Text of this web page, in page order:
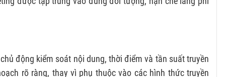
động kiểm soát nội dung, thời điểm và tần suất truyền
rõ ràng, thay vì phụ thuộc vào các hình thức truyền